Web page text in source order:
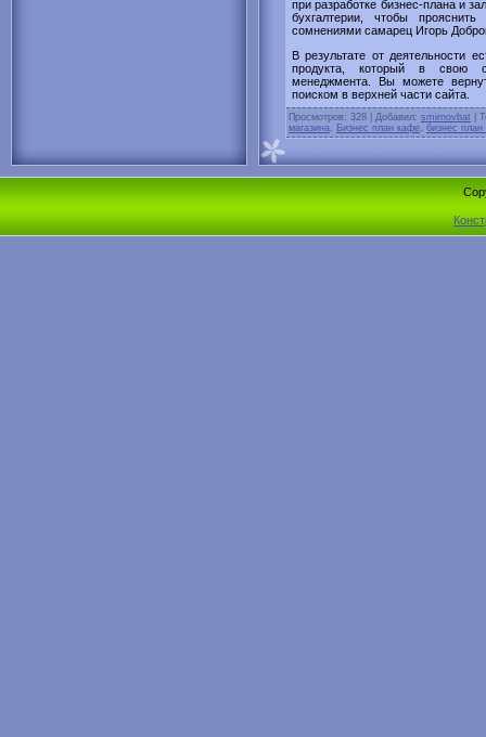
при разработке бизнес-плана и
бухгалтерии, чтобы
сомнениями самарец Игорь
В результате от деятельности
продукта, который в свою
менеджмента. Вы можете
поиском в верхней части сайта.
Просмотров: 328 | Добавил: smirnovbat
магазина
Бизнес план кафе бизнес план